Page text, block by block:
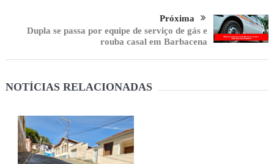
Próxima
Dupla se passa por equipe de serviço de gás e
rouba casal em Barbacena
NOTÍCIAS RELACIONADAS